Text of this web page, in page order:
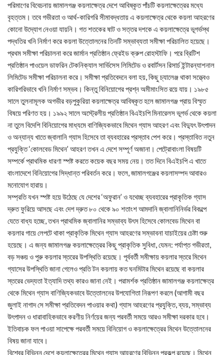
পরিমাণের বিবেচনায় জামালগঞ্জ কয়লাক্ষেত্র দেশে আবিষ্কৃত পাঁচটি কয়লাক্ষেত্রের মধ্যে
বৃহত্তম। তবে গভীরতা ও আর্থ-কারিগরি সীমাবদ্ধতায় এ কয়লাক্ষেত্র থেকে কয়লা আহরণের
কোনো উদ্যোগ নেওয়া যায়নি। গত শতকের ষাট ও সত্তর দশকে এ কয়লাক্ষেত্রে ভূগর্ভস্থ
পদ্ধতির খনি নির্মাণ করে কয়লা উত্তোলনের তিনটি সম্ভাব্যতা সমীক্ষা পরিচালিত হয়েছে।
প্রথম সমীক্ষা পরিচালনা করে জার্মান প্রতিষ্ঠান ফ্রেইড ক্রুপ রোহস্টাফি। পরে ব্রিটিশ
প্রতিষ্ঠান পাওয়েল ডাফরিন টেকনিক্যাল সার্ভিসেস লিমিটেড ও রবার্টসন রিসার্চ ইন্টারন্যাশনাল
লিমিটেড সমীক্ষা পরিচালনা করে। সমীক্ষা প্রতিবেদনে বলা হয়, কিছু চ্যালেঞ্জ থাকা সত্ত্বেও
কারিগরিভাবে খনি নির্মাণ সম্ভব। কিন্তু বিনিয়োগের প্রশ্ন অমীমাংসিত রয়ে যায়। ১৯৮৫
সালে তুলনামূলক অগভীর বড়পুকুরিয়া কয়লাক্ষেত্র আবিষ্কৃত হলে জামালগঞ্জ প্রায় বিস্মৃত
বিষয়ে পরিণত হয়। ১৯৯২ সালে অস্ট্রেলীয় প্রতিষ্ঠান বিএইচপি মিনারেলস ভূগর্ভ থেকে কয়লা
না তুলে বিদেশি বিনিয়োগের মাধ্যমে বাণিজ্যিকভাবে মিথেন গ্যাস আহরণ এবং বিদ্যুৎ উৎপাদন
ও অন্যান্য খাতে জ্বালানি গ্যাস হিসেবে তা ব্যবহারের প্রস্তাব পেশ করে। প্রস্তাবিত নতুন
প্রযুক্তি ‘কোলবেড মিথেন’ আহরণ তখন এ দেশে সম্পূর্ণ অজানা। পেট্রোবাংলা বিষয়টি
সম্পর্কে প্রাথমিক ধারণা স্পষ্ট করতে কয়েক বছর সময় নেয়। তত দিনে বিএইচপি এ খাতে
বাংলাদেশে বিনিয়োগের সিদ্ধান্ত পরিবর্তন করে। ফলে, জামালগঞ্জের কয়লাসম্পদ আবারও
মনোযোগ হারায়।
সম্প্রতি যখন স্পষ্ট হয়ে উঠেছে যে দেশের ‘অফুরান’ ও যথেচ্ছ ব্যবহারের প্রাকৃতিক গ্যাস
দ্রুত ফুরিয়ে আসছে এবং দেশ দ্রুত ৮০ থেকে ৯০ শতাংশ আমদানি জ্বালানিনির্ভর বিকল্পে
যেতে বাধ্য হচ্ছে, তখন প্রাথমিক জ্বালানির সম্ভাব্য উৎস হিসেবে কোলবেড মিথেন বা
কয়লার গায়ে লেপটে থাকা প্রাকৃতিক মিথেন গ্যাস আহরণের সম্ভাবনা যাচাইয়ের চেষ্টা শুরু
হয়েছে। এ জন্য জামালগঞ্জ কয়লাক্ষেত্রের কিছু প্রাকৃতিক সুবিধা, যেমন: পর্যাপ্ত গভীরতা,
বড় সঞ্চয় ও পুরু কয়লার স্তরের উপস্থিতি রয়েছে। পূর্ববর্তী সমীক্ষায় কয়লার স্তরে মিথেন
গ্যাসের উপস্থিতি জানা গেলেও প্রতি টন কয়লায় কত ঘনমিটার মিথেন রয়েছে বা কয়লার
স্তরের ভেদ্যতা ইত্যাদি তথ্য কারও জানা নেই। পরামর্শক প্রতিষ্ঠান জামালগঞ্জ কয়লাক্ষেত্র
থেকে মিথেন গ্যাস বাণিজ্যিকভাবে উত্তোলনের উপযোগিতা নিরূপণ করলে (আগামী বছর
জুলাই নাগাদ সে সমীক্ষা প্রতিবেদন পাওয়ার কথা) গ্যাস আহরণের প্রযুক্তি, ব্যয়, সম্ভাব্য
উৎপাদন ও ধারাবাহিকভাবে করণীয় নির্ণয়ের জন্য পরবর্তী সময়ে আরও সমীক্ষা দরকার হবে।
ইতিবাচক ফল পাওয়া সাপেক্ষে পরবর্তী সময়ে বিনিয়োগ ও কয়লাক্ষেত্রের মিথেন উত্তোলনের
বিষয় জানা যাবে।
বিশ্বের বিভিন্ন দেশে কয়লাক্ষেত্রের মিথেন গ্যাস আহরণের বিভিন্ন প্রকল্প রয়েছে। মিথেন